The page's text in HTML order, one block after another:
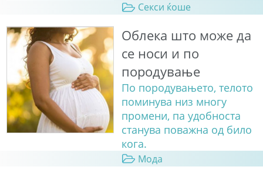
Секси ќоше
Облека што може да
се носи и по
породување
По породувањето, телото
поминува низ многу
промени, па удобноста
станува поважна од било
кога.
Мода